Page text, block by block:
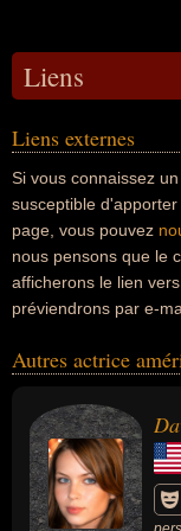
Liens
Liens externes
Si vous connaissez
susceptible
page, vous pouvez
nous pensons que le
afficherons le lien
préviendrons par e-
Autres actrice